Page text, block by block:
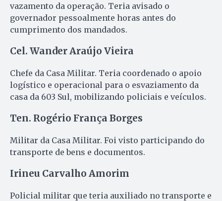
vazamento da operação. Teria avisado o
governador pessoalmente horas antes do
cumprimento dos mandados.
Cel. Wander Araújo Vieira
Chefe da Casa Militar. Teria coordenado o apoio
logístico e operacional para o esvaziamento da
casa da 603 Sul, mobilizando policiais e veículos.
Ten. Rogério França Borges
Militar da Casa Militar. Foi visto participando do
transporte de bens e documentos.
Irineu Carvalho Amorim
Policial militar que teria auxiliado no transporte e